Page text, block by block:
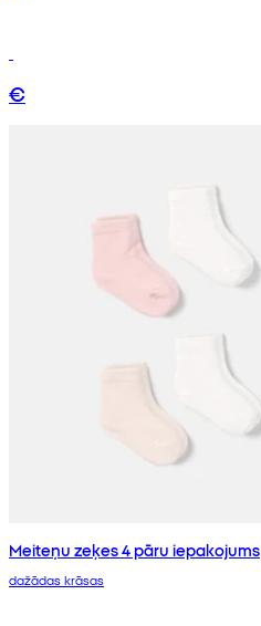
€
Meiteņu zeķes 4 pāru iepakojums
dažādas krāsas